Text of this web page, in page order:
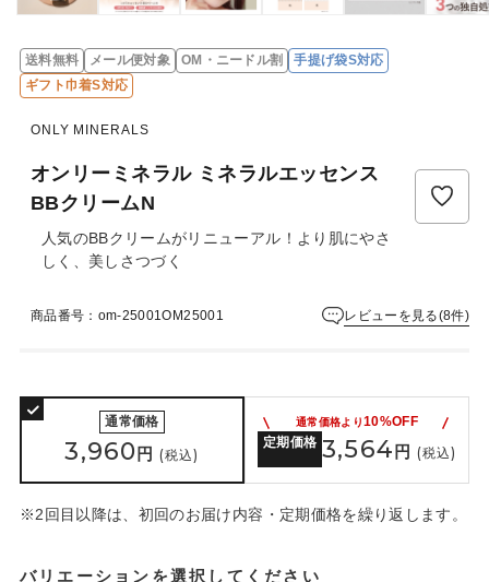
送料無料 メール便対象 OM・ニードル割
手提げ袋S対応
ギフト巾着S対応
ONLY MINERALS
オンリーミネラル ミネラルエッセンス
BBクリームN
人気のBBクリームがリニューアル！より肌にやさ
しく、美しさつづく
商品番号：om-25001OM25001 レビューを見る(8件)
通常価格
3,960 円 (税込)
通常価格より10%OFF
定期価格 3,564 円 (税込)
※2回目以降は、初回のお届け内容・定期価格を繰り返します。
バリエーションを選択してください